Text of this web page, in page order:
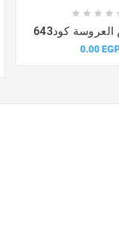
   
كود643
0.00